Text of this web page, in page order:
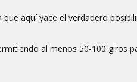
aquí yace el verdadero
al menos 50-100 giros